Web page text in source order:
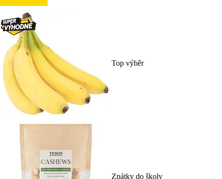
Top výběr
Zpátky do školy